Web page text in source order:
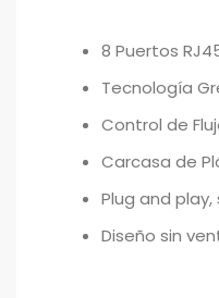
8 Puertos
Tecnología
Control de
Carcasa de
Plug and
Diseño sin